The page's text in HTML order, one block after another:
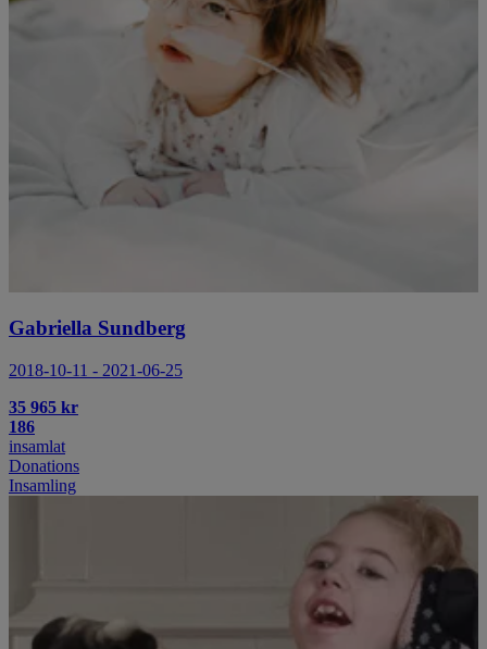
Gabriella Sundberg
2018-10-11 - 2021-06-25
35 965 kr
186
insamlat
Donations
Insamling